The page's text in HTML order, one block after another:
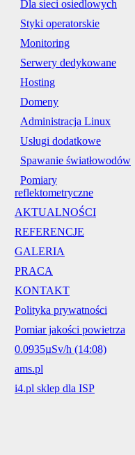
Dla sieci osiedlowych
Styki operatorskie
Monitoring
Serwery dedykowane
Hosting
Domeny
Administracja Linux
Usługi dodatkowe
Spawanie światłowodów
Pomiary
reflektometryczne
AKTUALNOŚCI
REFERENCJE
GALERIA
PRACA
KONTAKT
Polityka prywatności
Pomiar jakości powietrza
0.0935µSv/h (14:08)
ams.pl
i4.pl sklep dla ISP